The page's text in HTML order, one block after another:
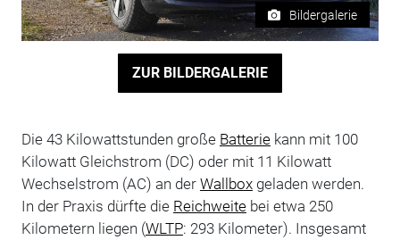
Bildergalerie
ZUR BILDERGALERIE
Die 43 Kilowattstunden große Batteriekann mit 100
Kilowatt Gleichstrom (DC) oder mit 11 Kilowatt
Wechselstrom (AC) an der Wallboxgeladen werden.
In der Praxis dürfte die Reichweitebei etwa 250
Kilometern liegen (WLTP: 293 Kilometer). Insgesamt